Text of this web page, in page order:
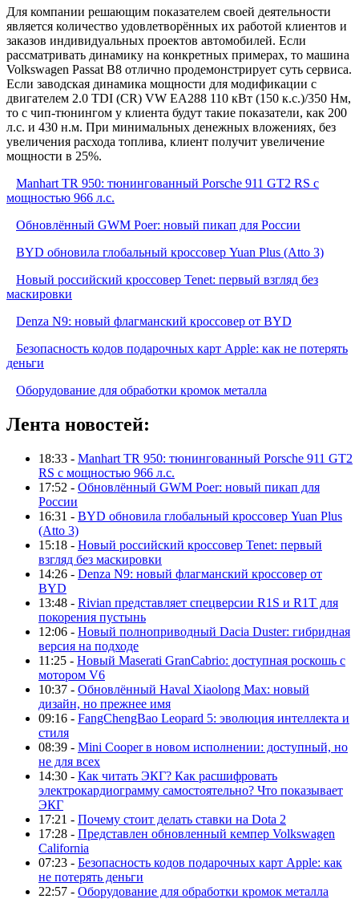
Для компании решающим показателем своей деятельности
является количество удовлетворённых их работой клиентов и
заказов индивидуальных проектов автомобилей. Если
рассматривать динамику на конкретных примерах, то машина
Volkswagen Passat B8 отлично продемонстрирует суть сервиса.
Если заводская динамика мощности для модификации с
двигателем 2.0 TDI (CR) VW EA288 110 кВт (150 к.с.)/350 Нм,
то с чип-тюнингом у клиента будут такие показатели, как 200
л.с. и 430 н.м. При минимальных денежных вложениях, без
увеличения расхода топлива, клиент получит увеличение
мощности в 25%.
Manhart TR 950: тюнингованный Porsche 911 GT2 RS с
мощностью 966 л.с.
Обновлённый GWM Poer: новый пикап для России
BYD обновила глобальный кроссовер Yuan Plus (Atto 3)
Новый российский кроссовер Tenet: первый взгляд без
маскировки
Denza N9: новый флагманский кроссовер от BYD
Безопасность кодов подарочных карт Apple: как не потерять
деньги
Оборудование для обработки кромок металла
Лента новостей:
18:33 - Manhart TR 950: тюнингованный Porsche 911 GT2
RS с мощностью 966 л.с.
17:52 - Обновлённый GWM Poer: новый пикап для
России
16:31 - BYD обновила глобальный кроссовер Yuan Plus
(Atto 3)
15:18 - Новый российский кроссовер Tenet: первый
взгляд без маскировки
14:26 - Denza N9: новый флагманский кроссовер от
BYD
13:48 - Rivian представляет спецверсии R1S и R1T для
покорения пустынь
12:06 - Новый полноприводный Dacia Duster: гибридная
версия на подходе
11:25 - Новый Maserati GranCabrio: доступная роскошь с
мотором V6
10:37 - Обновлённый Haval Xiaolong Max: новый
дизайн, но прежнее имя
09:16 - FangChengBao Leopard 5: эволюция интеллекта и
стиля
08:39 - Mini Cooper в новом исполнении: доступный, но
не для всех
14:30 - Как читать ЭКГ? Как расшифровать
электрокардиограмму самостоятельно? Что показывает
ЭКГ
17:21 - Почему стоит делать ставки на Dota 2
17:28 - Представлен обновленный кемпер Volkswagen
California
07:23 - Безопасность кодов подарочных карт Apple: как
не потерять деньги
22:57 - Оборудование для обработки кромок металла